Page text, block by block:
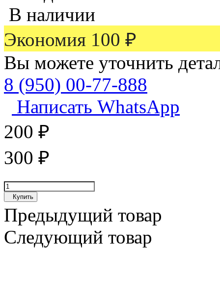
В наличии
Экономия 100 ₽
Вы можете уточнить
8 (950) 00-77-888
Написать WhatsApp
200 ₽
300 ₽
Купить
Предыдущий товар
Следующий товар